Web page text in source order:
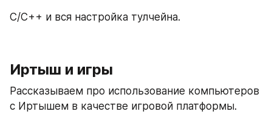
С/C++ и вся настройка тулчейна.
Иртыш и игры
Рассказываем про использование компьютеров
с Иртышем в качестве игровой платформы.